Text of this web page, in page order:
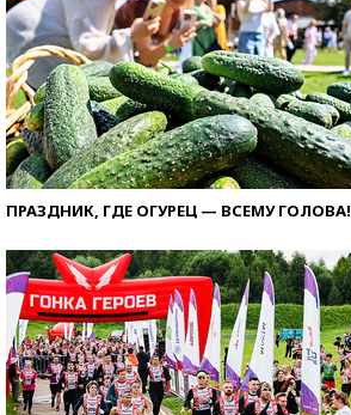
ПРАЗДНИК, ГДЕ ОГУРЕЦ — ВСЕМУ ГОЛОВА!